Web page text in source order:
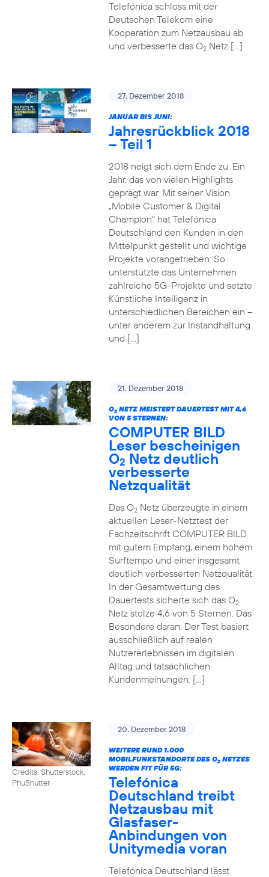
Telefónica schloss mit der
Deutschen Telekom eine
Kooperation zum Netzausbau ab
und verbesserte das O2Netz […]
27. Dezember 2018
JANUAR BIS JUNI:
Jahresrückblick 2018
– Teil 1
2018 neigt sich dem Ende zu. Ein
Jahr, das von vielen Highlights
geprägt war. Mit seiner Vision
„Mobile Customer & Digital
Champion“ hat Telefónica
Deutschland den Kunden in den
Mittelpunkt gestellt und wichtige
Projekte vorangetrieben: So
unterstützte das Unternehmen
zahlreiche 5G-Projekte und setzte
Künstliche Intelligenz in
unterschiedlichen Bereichen ein –
unter anderem zur Instandhaltung
und […]
21. Dezember 2018
O2NETZ MEISTERT DAUERTEST MIT 4,6
VON 5 STERNEN:
COMPUTER BILD
Leser bescheinigen
O2 Netz deutlich
verbesserte
Netzqualität
Das O2Netz überzeugte in einem
aktuellen Leser-Netztest der
Fachzeitschrift COMPUTER BILD
mit gutem Empfang, einem hohem
Surftempo und einer insgesamt
deutlich verbesserten Netzqualität.
In der Gesamtwertung des
Dauertests sicherte sich das O2
Netz stolze 4,6 von 5 Sternen. Das
Besondere daran: Der Test basiert
ausschließlich auf realen
Nutzererlebnissen im digitalen
Alltag und tatsächlichen
Kundenmeinungen. […]
Credits: Shutterstock,
PhuShutter
20. Dezember 2018
WEITERE RUND 1.000
MOBILFUNKSTANDORTE DES O2NETZES
WERDEN FIT FÜR 5G:
Telefónica
Deutschland treibt
Netzausbau mit
Glasfaser-
Anbindungen von
Unitymedia voran
Telefónica Deutschland lässt